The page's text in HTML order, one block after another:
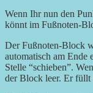
Wenn Ihr nun den
könnt im Fußnoten-
Der Fußnoten-Block
automatisch am Ende
Stelle “schieben”.
der Block leer. Er füllt